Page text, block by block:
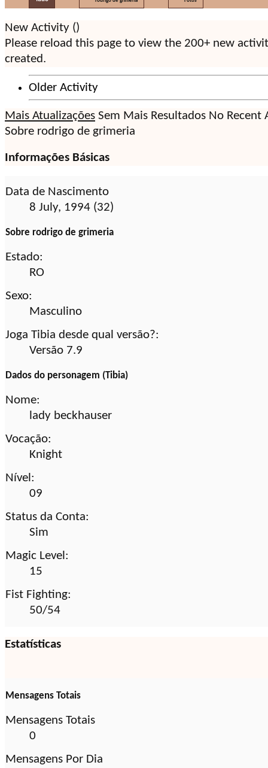
New Activity ()
Please reload this page to view the 200+ new
created.
Older Activity
Mais Atualizações Sem Mais Resultados No Recent
Sobre rodrigo de grimeria
Informações Básicas
Data de Nascimento
8 July, 1994 (32)
Sobre rodrigo de grimeria
Estado:
RO
Sexo:
Masculino
Joga Tibia desde qual versão?:
Versão 7.9
Dados do personagem (Tibia)
Nome:
lady beckhauser
Vocação:
Knight
Nível:
09
Status da Conta:
Sim
Magic Level:
15
Fist Fighting:
50/54
Estatísticas
Mensagens Totais
Mensagens Totais
0
Mensagens Por Dia